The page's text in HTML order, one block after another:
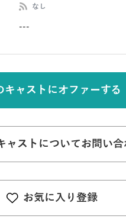
なし
---
キャストにオファーする
ャストについてお問い合
お気に入り登録